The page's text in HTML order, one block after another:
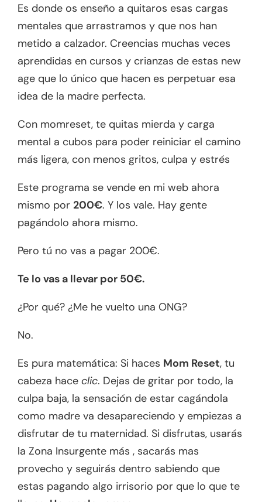
Es donde os enseño a quitaros esas cargas
mentales que arrastramos y que nos han
metido a calzador. Creencias muchas veces
aprendidas en cursos y crianzas de estas new
age que lo único que hacen es perpetuar esa
idea de la madre perfecta.
Con momreset, te quitas mierda y carga
mental a cubos para poder reiniciar el camino
más ligera, con menos gritos, culpa y estrés
Este programa se vende en mi web ahora
mismo por 200€. Y los vale. Hay gente
pagándolo ahora mismo.
Pero tú no vas a pagar 200€.
Te lo vas a llevar por 50€.
¿Por qué? ¿Me he vuelto una ONG?
No.
Es pura matemática: Si haces Mom Reset, tu
cabeza haceclic. Dejas de gritar por todo, la
culpa baja, la sensación de estar cagándola
como madre va desapareciendo y empiezas a
disfrutar de tu maternidad. Si disfrutas, usarás
la Zona Insurgente más , sacarás mas
provecho y seguirás dentro sabiendo que
estas pagando algo irrisorio por que lo que te